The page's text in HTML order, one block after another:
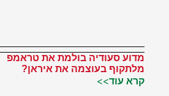
מדוע סעודיה בולמת את טראמפ
מלתקוף בעוצמה את איראן?
קרא עוד>>